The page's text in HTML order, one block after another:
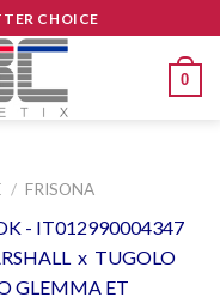
CHOICE
0
/ FRISONA
- IT012990004347
x TUGOLO
GLEMMA ET